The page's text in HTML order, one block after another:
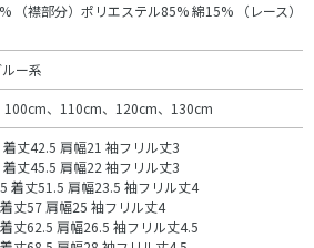
（襟部分）ポリエステル85% 綿15% （レース）
ー系
100cm、110cm、120cm、130cm
丈42.5 肩幅21 袖フリル丈3
丈45.5 肩幅22 袖フリル丈3
着丈51.5 肩幅23.5 袖フリル丈4
丈57 肩幅25 袖フリル丈4
丈62.5 肩幅26.5 袖フリル丈4.5